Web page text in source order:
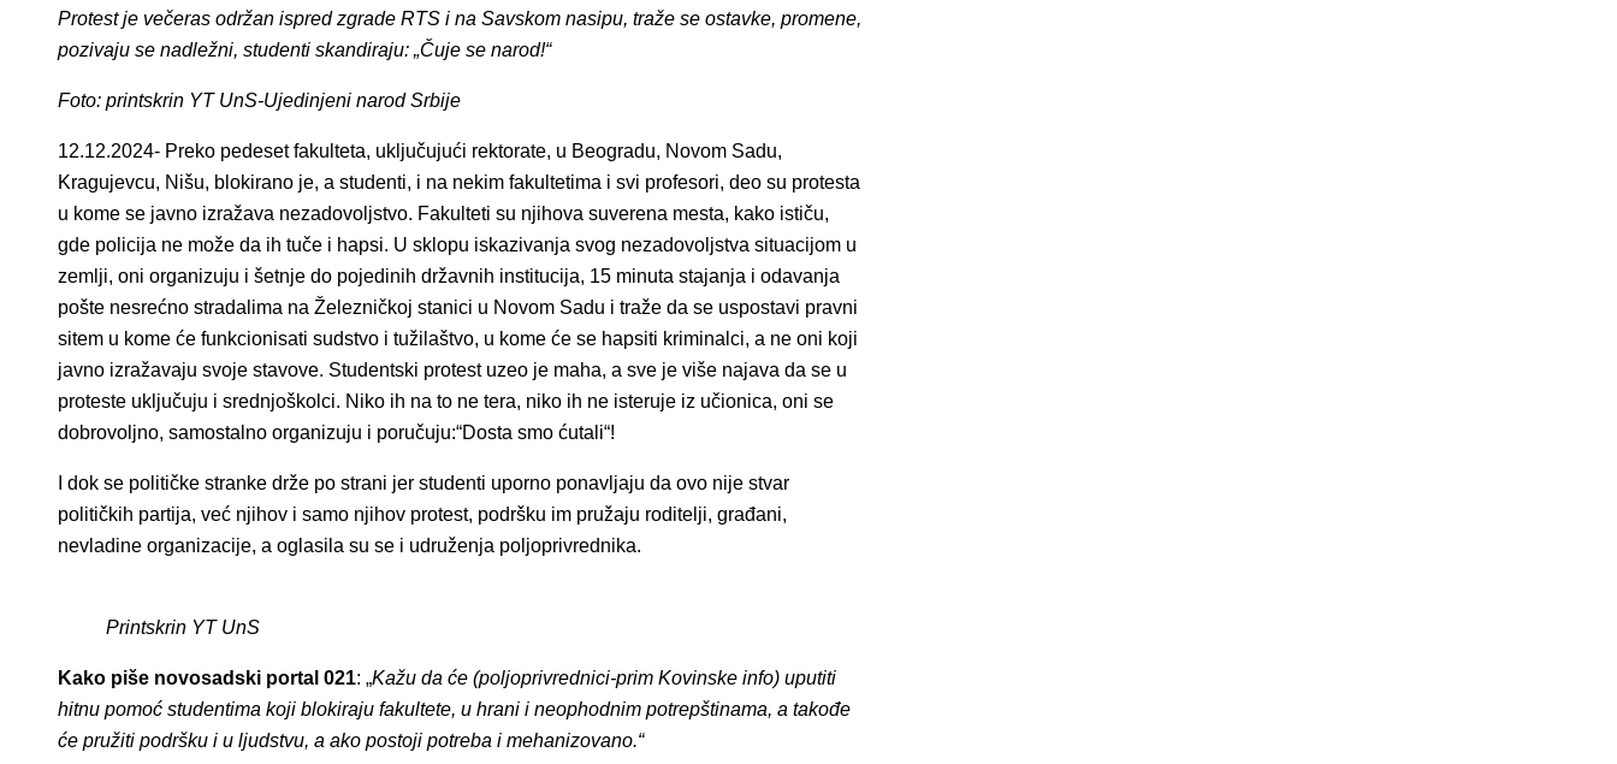
Protest je večeras održan ispred zgrade RTS i na Savskom nasipu, traže se ostavke, promene,
pozivaju se nadležni, studenti skandiraju: „Čuje se narod!“
Foto: printskrin YT UnS-Ujedinjeni narod Srbije
12.12.2024- Preko pedeset fakulteta, uključujući rektorate, u Beogradu, Novom Sadu,
Kragujevcu, Nišu, blokirano je, a studenti, i na nekim fakultetima i svi profesori, deo su protesta
u kome se javno izražava nezadovoljstvo. Fakulteti su njihova suverena mesta, kako ističu,
gde policija ne može da ih tuče i hapsi. U sklopu iskazivanja svog nezadovoljstva situacijom u
zemlji, oni organizuju i šetnje do pojedinih državnih institucija, 15 minuta stajanja i odavanja
pošte nesrećno stradalima na Železničkoj stanici u Novom Sadu i traže da se uspostavi pravni
sitem u kome će funkcionisati sudstvo i tužilaštvo, u kome će se hapsiti kriminalci, a ne oni koji
javno izražavaju svoje stavove. Studentski protest uzeo je maha, a sve je više najava da se u
proteste uključuju i srednjoškolci. Niko ih na to ne tera, niko ih ne isteruje iz učionica, oni se
dobrovoljno, samostalno organizuju i poručuju:“Dosta smo ćutali“!
I dok se političke stranke drže po strani jer studenti uporno ponavljaju da ovo nije stvar
političkih partija, već njihov i samo njihov protest, podršku im pružaju roditelji, građani,
nevladine organizacije, a oglasila su se i udruženja poljoprivrednika.
Printskrin YT UnS
Kako piše novosadski portal 021: „Kažu da će (poljoprivrednici-prim Kovinske info) uputiti
hitnu pomoć studentima koji blokiraju fakultete, u hrani i neophodnim potrepštinama, a takođe
će pružiti podršku i u ljudstvu, a ako postoji potreba i mehanizovano.“